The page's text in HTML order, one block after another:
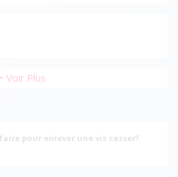
Voir Plus
pour enlever une vis casser?